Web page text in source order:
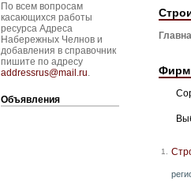
По всем вопросам
касающихся работы
ресурса Адреса
Набережных Челнов и
добавления в справочник
пишите по адресу
addressrus@mail.ru.
Объявления
1.